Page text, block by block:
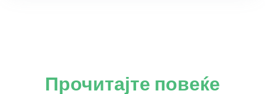
Прочитајте повеќе